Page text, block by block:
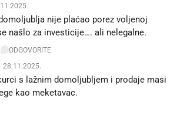
nije plaćao porez voljenoj
našlo za investicije…. ali nelegalne.
ODGOVORITE
28.11.2025.
s lažnim domoljubljem i prodaje masi
kao meketavac.